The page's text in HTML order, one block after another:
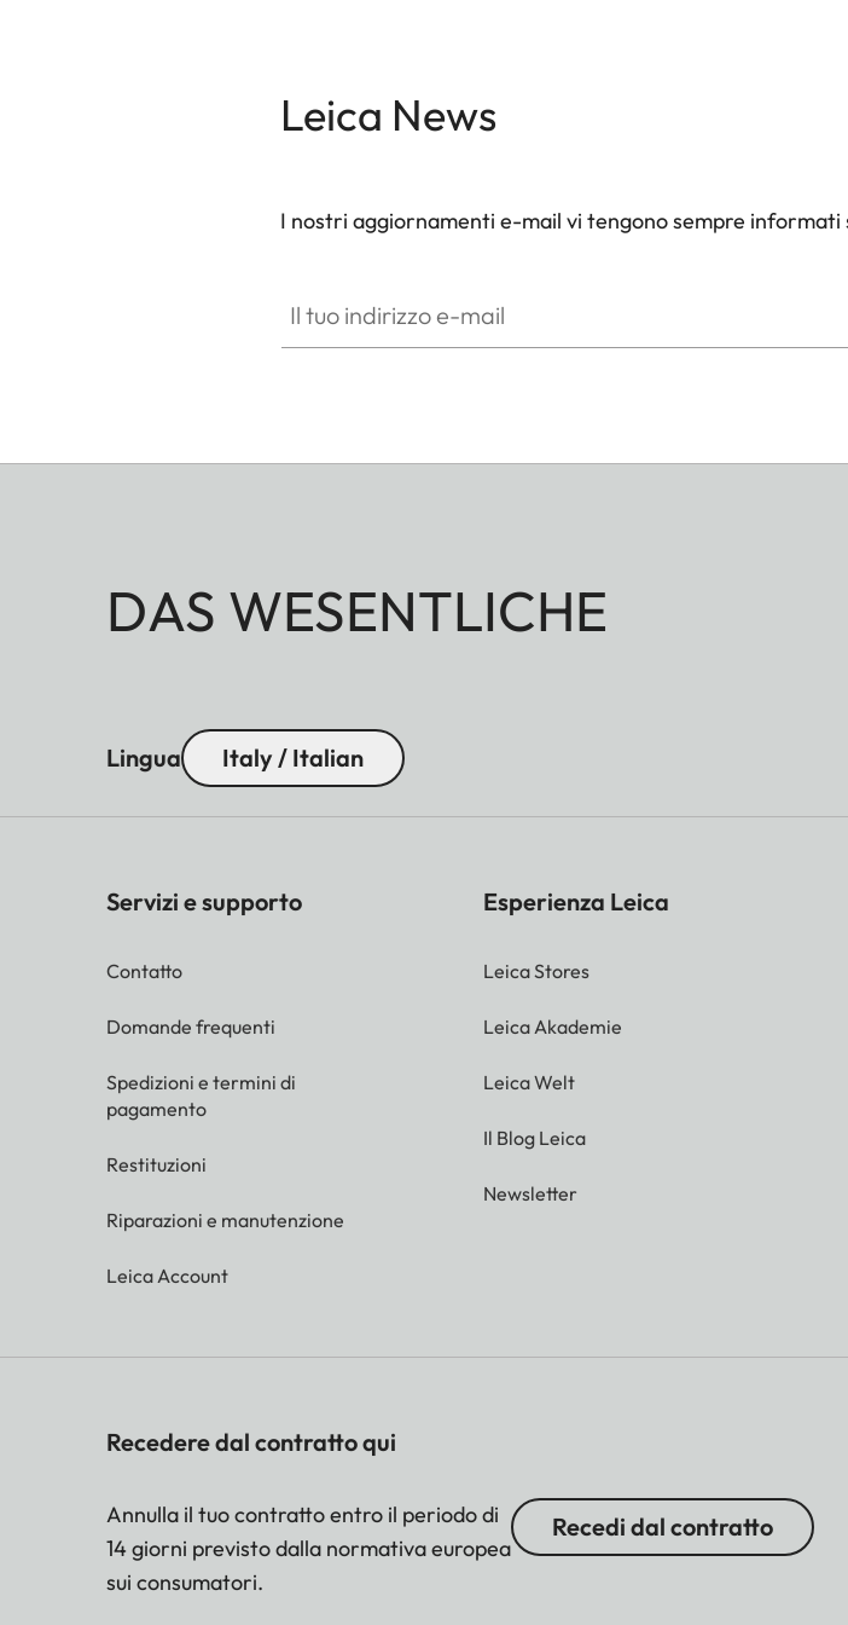
Il Double Rope Strap è il vincitore nella categoria: Lifestyle e Travel/Comfort e
Leica News
I nostri aggiornamenti e-mail vi tengono sempre informati
DAS WESENTLICHE
Lingua Italy / Italian
Servizi e supporto
Contatto
Domande frequenti
Spedizioni e termini di
pagamento
Restituzioni
Riparazioni e manutenzione
Leica Account
Esperienza Leica
Leica Stores
Leica Akademie
Leica Welt
Il Blog Leica
Newsletter
Recedere dal contratto qui
Annulla il tuo contratto entro il periodo di
14 giorni previsto dalla normativa europea
sui consumatori.
Recedi dal contratto